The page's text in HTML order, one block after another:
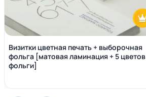
Визитки цветная печать + выборочная
фольга [матовая ламинация + 5 цветов
фольги]